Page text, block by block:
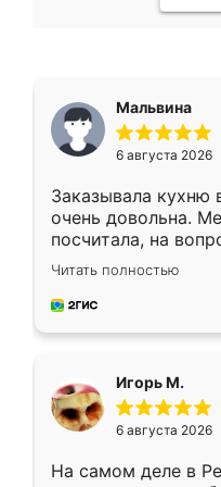
Мальвина
6 августа 2026
Заказывала кухню
очень довольна.
посчитала, на
Замерщик приехал
делу со всей
за день, ребята
Читать полностью
Игорь М.
6 августа 2026
На самом деле в